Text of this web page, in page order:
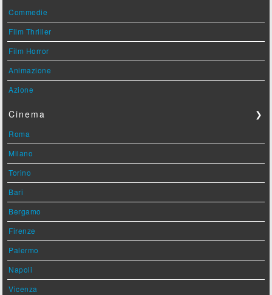
Commedie
Film Thriller
Film Horror
Animazione
Azione
Cinema ❯
Roma
Milano
Torino
Bari
Bergamo
Firenze
Palermo
Napoli
Vicenza